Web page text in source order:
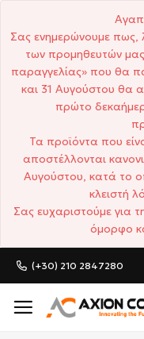
Σας ενημερώνουμε πως,
των προμηθευτών
παραγγελίας» που θα
και 31 Αυγούστου θα
πρώτο
Τα προϊόντα που
αποστέλλονται
Αυγούστου, κατά το
κλειστή
Σας ευχαριστούμε για
όμορφο
(+30) 210 2847280